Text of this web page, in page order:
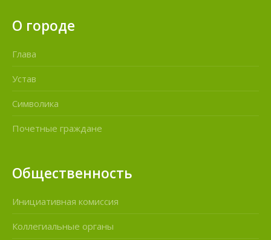
О городе
Глава
Устав
Символика
Почетные граждане
Общественность
Инициативная комиссия
Коллегиальные органы